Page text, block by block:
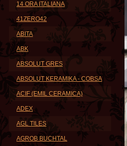
14 ORA ITALIANA
41ZERO42
ABITA
ABK
ABSOLUT GRES
ABSOLUT KERAMIKA - COBSA
ACIF (EMIL CERAMICA)
ADEX
AGL TILES
AGROB BUCHTAL